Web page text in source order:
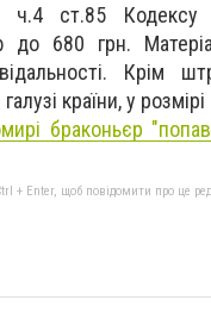
ч.4 ст.85 Кодексу
до 680 грн.
Крім
країни, у
браконьєр
+ Enter, щоб повідомити про це